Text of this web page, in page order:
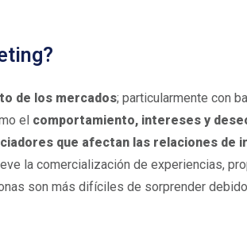
de los mercados; particularmente con
el comportamiento, intereses y
que afectan las relaciones de
la comercialización de experiencias,
son más difíciles de sorprender